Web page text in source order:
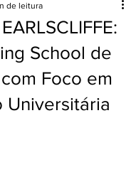
School de
Foco em
Universitária
de leitura